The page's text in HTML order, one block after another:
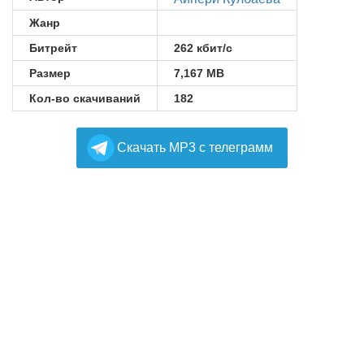
Жанр
Битрейт
262 кбит/с
Размер
7,167 MB
Кол-во скачиваний
182
Cкачать MP3 с телеграмм